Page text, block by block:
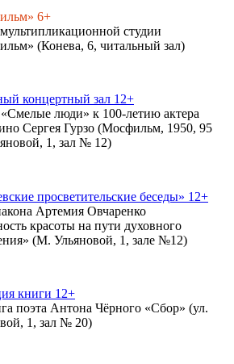
6+
студии
(Конева, 6, читальный зал)
концертный зал 12+
люди» к 100-летию актера
Сергея Гурзо (Мосфильм, 1950, 95
1, зал № 12)
просветительские беседы» 12+
Артемия Овчаренко
красоты на пути духовного
(М. Ульяновой, 1, зале №12)
книги 12+
поэта Антона Чёрного «Сбор» (ул.
1, зал № 20)